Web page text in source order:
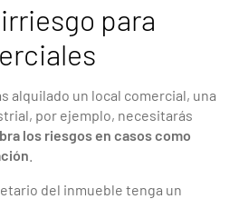
para
alquilado un local comercial, una
por ejemplo, necesitarás
los riesgos en casos como
del inmueble tenga un